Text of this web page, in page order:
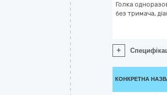
Голка
без тримача,
+
КОНКРЕТНА